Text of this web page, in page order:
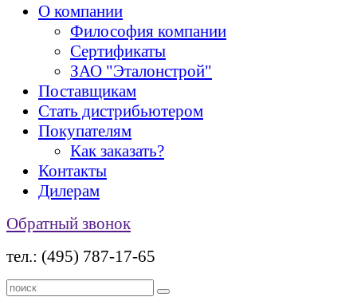
О компании
Философия компании
Сертификаты
ЗАО "Эталонстрой"
Поставщикам
Стать дистрибьютером
Покупателям
Как заказать?
Контакты
Дилерам
Обратный звонок
тел.: (495) 787-17-65